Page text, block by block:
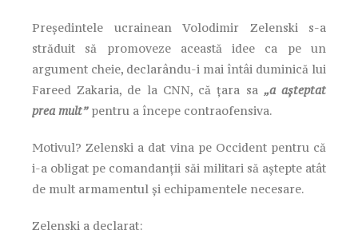
Președintele ucrainean Volodimir Zelenski s-a
străduit să promoveze această idee ca pe un
argument cheie, declarându-i mai întâi duminică lui
Fareed Zakaria, de la CNN, că țara sa „a așteptat
prea mult”pentru a începe contraofensiva.
Motivul? Zelenski a dat vina pe Occident pentru că
i-a obligat pe comandanții săi militari să aștepte atât
de mult armamentul și echipamentele necesare.
Zelenski a declarat: